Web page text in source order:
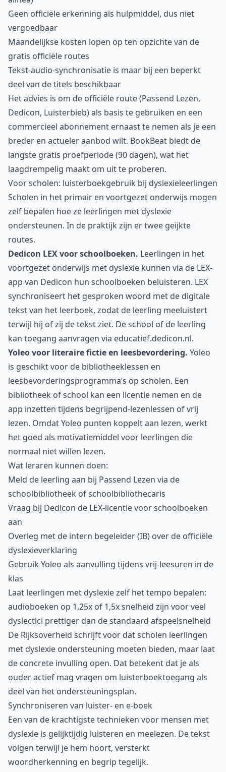
Geen officiële erkenning als hulpmiddel, dus niet
vergoedbaar
Maandelijkse kosten lopen op ten opzichte van de
gratis officiële routes
Tekst-audio-synchronisatie is maar bij een beperkt
deel van de titels beschikbaar
Het advies is om de officiële route (Passend Lezen,
Dedicon, Luisterbieb) als basis te gebruiken en een
commercieel abonnement ernaast te nemen als je een
breder en actueler aanbod wilt. BookBeat biedt de
langste gratis proefperiode (90 dagen), wat het
laagdrempelig maakt om uit te proberen.
Voor scholen: luisterboekgebruik bij dyslexieleerlingen
Scholen in het primair en voortgezet onderwijs mogen
zelf bepalen hoe ze leerlingen met dyslexie
ondersteunen. In de praktijk zijn er twee geijkte
routes.
Dedicon LEX voor schoolboeken. Leerlingen in het
voortgezet onderwijs met dyslexie kunnen via de LEX-
app van Dedicon hun schoolboeken beluisteren. LEX
synchroniseert het gesproken woord met de digitale
tekst van het leerboek, zodat de leerling meeluistert
terwijl hij of zij de tekst ziet. De school of de leerling
kan toegang aanvragen via educatief.dedicon.nl.
Yoleo voor literaire fictie en leesbevordering. Yoleo
is geschikt voor de bibliotheeklessen en
leesbevorderingsprogramma’s op scholen. Een
bibliotheek of school kan een licentie nemen en de
app inzetten tijdens begrijpend-lezenlessen of vrij
lezen. Omdat Yoleo punten koppelt aan lezen, werkt
het goed als motivatiemiddel voor leerlingen die
normaal niet willen lezen.
Wat leraren kunnen doen:
Meld de leerling aan bij Passend Lezen via de
schoolbibliotheek of schoolbibliothecaris
Vraag bij Dedicon de LEX-licentie voor schoolboeken
aan
Overleg met de intern begeleider (IB) over de officiële
dyslexieverklaring
Gebruik Yoleo als aanvulling tijdens vrij-leesuren in de
klas
Laat leerlingen met dyslexie zelf het tempo bepalen:
audioboeken op 1,25x of 1,5x snelheid zijn voor veel
dyslectici prettiger dan de standaard afspeelsnelheid
De Rijksoverheid schrijft voor dat scholen leerlingen
met dyslexie ondersteuning moeten bieden, maar laat
de concrete invulling open. Dat betekent dat je als
ouder actief mag vragen om luisterboektoegang als
deel van het ondersteuningsplan.
Synchroniseren van luister- en e-boek
Een van de krachtigste technieken voor mensen met
dyslexie is gelijktijdig luisteren en meelezen. De tekst
volgen terwijl je hem hoort, versterkt
woordherkenning en begrip tegelijk.